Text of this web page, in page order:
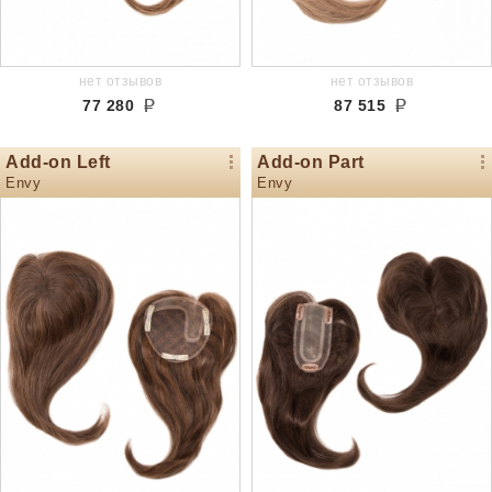
нет отзывов
77 280
нет отзывов
87 515
Add-on Left
Envy
Add-on Part
Envy